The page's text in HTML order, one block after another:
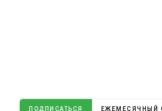
ПОДПИСАТЬСЯ ЕЖЕМЕСЯЧНЫЙ